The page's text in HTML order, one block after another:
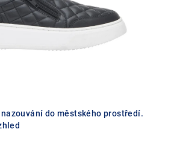
do městského prostředí.